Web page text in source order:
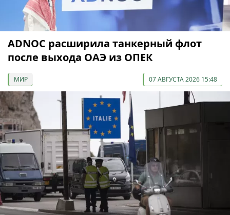
ADNOC расширила танкерный флот
после выхода ОАЭ из ОПЕК
МИР 07 АВГУСТА 2026 15:48